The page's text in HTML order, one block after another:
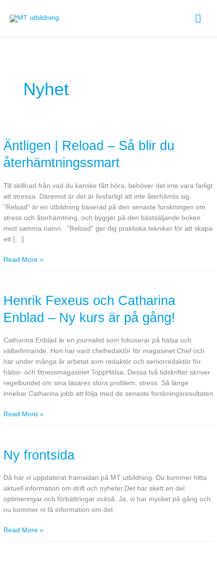
Nyhet
Äntligen | Reload – Så blir du
återhämtningssmart
Till skillnad från vad du kanske fått höra, behöver det inte vara farligt
att stressa. Däremot är det är livsfarligt att inte återhämta sig.
“Reload” är en utbildning baserad på den senaste forskningen om
stress och återhämtning, och bygger på den bästsäljande boken
med samma namn. ”Reload” ger dig praktiska tekniker för att skapa
ett […]
Reload
Så
du
återhämtningssmart
Read More »
Henrik Fexeus och Catharina
Enblad – Ny kurs är på gång!
Catharina Enblad är en journalist som fokuserar på hälsa och
välbefinnande. Hon har varit chefredaktör för magasinet Chef och
har under många år arbetat som redaktör och seniorredaktör för
hälso- och fitnessmagasinet ToppHälsa. Dessa två tidskrifter skriver
regelbundet om sina läsares stora problem, stress. Så länge
innebar Catharina jobb att följa med de senaste forskningsresultaten
och
Enblad
Ny
kurs
är
på
gång!
Read More »
Ny frontsida
Då har vi uppdaterat framsidan på MT utbildning. Du kommer hitta
aktuell information om drift och nyheter.Det har skett en del
optimeringar och förbättringar också. Ja, vi har mycket på gång och
nu kommer ni få information om det.
Read More »